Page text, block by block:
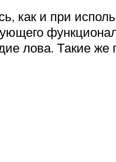
как и при
лова. Такие же